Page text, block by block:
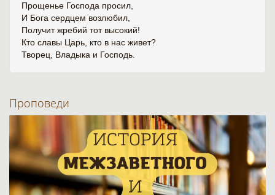
Прощенье Господа просил,
И Бога сердцем возлюбил,
Получит жребий тот высокий!
Кто славы Царь, кто в нас живет?
Творец, Владыка и Господь.
Проповеди